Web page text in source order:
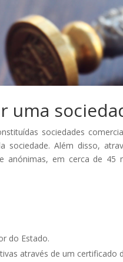
uma
sociedades
Além disso,
anónimas, em cerca de
do Estado.
através de um certificado